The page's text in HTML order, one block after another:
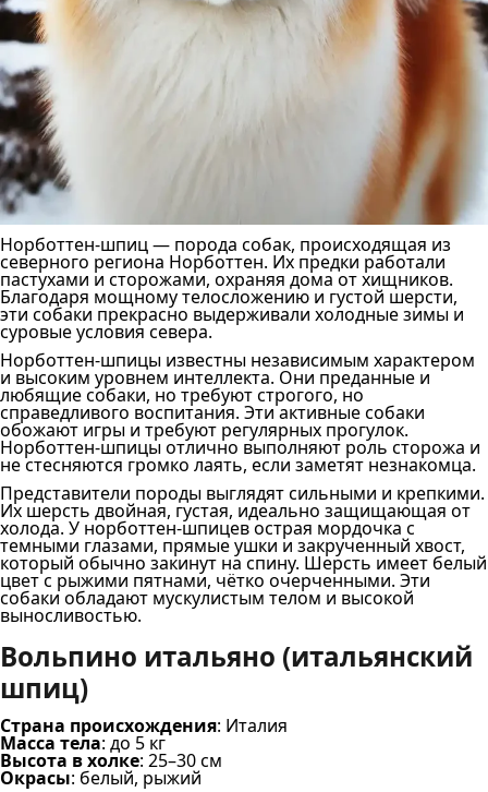
Норботтен-шпиц — порода собак, происходящая из
северного региона Норботтен. Их предки работали
пастухами и сторожами, охраняя дома от хищников.
Благодаря мощному телосложению и густой шерсти,
эти собаки прекрасно выдерживали холодные зимы и
суровые условия севера.
Норботтен-шпицы известны независимым характером
и высоким уровнем интеллекта. Они преданные и
любящие собаки, но требуют строгого, но
справедливого воспитания. Эти активные собаки
обожают игры и требуют регулярных прогулок.
Норботтен-шпицы отлично выполняют роль сторожа и
не стесняются громко лаять, если заметят незнакомца.
Представители породы выглядят сильными и крепкими.
Их шерсть двойная, густая, идеально защищающая от
холода. У норботтен-шпицев острая мордочка с
темными глазами, прямые ушки и закрученный хвост,
который обычно закинут на спину. Шерсть имеет белый
цвет с рыжими пятнами, чётко очерченными. Эти
собаки обладают мускулистым телом и высокой
выносливостью.
Вольпино итальяно (итальянский
шпиц)
Страна происхождения: Италия
Масса тела: до 5 кг
Высота в холке: 25–30 см
Окрасы: белый, рыжий